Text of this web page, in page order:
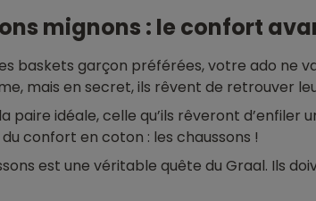
mignons : le confort
baskets garçon préférées, votre ado ne
mais en secret, ils rêvent de retrouver
paire idéale, celle qu’ils rêveront
confort en coton : les chaussons !
est une véritable quête du Graal. Ils